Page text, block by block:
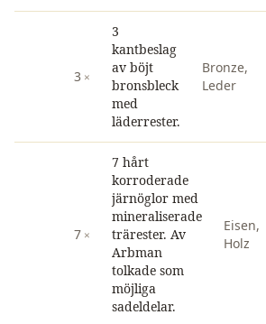
3
3
kantbeslag
av böjt
bronsbleck
med
läderrester.
Bronze,
Leder
7
7 hårt
korroderade
järnöglor med
mineraliserade
trärester. Av
Arbman
tolkade som
möjliga
sadeldelar.
Eisen,
Holz